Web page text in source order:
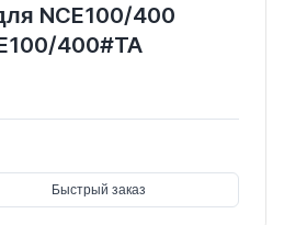
NCE100/400
400#TA
Быстрый заказ